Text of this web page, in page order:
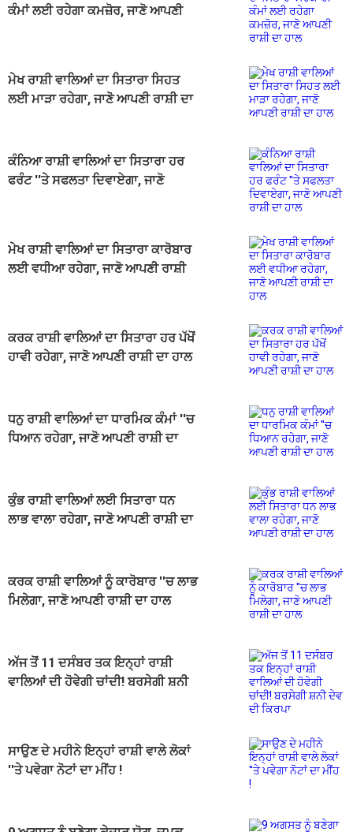
ਕੰਮਾਂ ਲਈ ਰਹੇਗਾ ਕਮਜ਼ੋਰ, ਜਾਣੋ ਆਪਣੀ
ਮੇਖ ਰਾਸ਼ੀ ਵਾਲਿਆਂ ਦਾ ਸਿਤਾਰਾ ਸਿਹਤ
ਲਈ ਮਾੜਾ ਰਹੇਗਾ, ਜਾਣੋ ਆਪਣੀ ਰਾਸ਼ੀ ਦਾ
ਕੰਨਿਆ ਰਾਸ਼ੀ ਵਾਲਿਆਂ ਦਾ ਸਿਤਾਰਾ ਹਰ
ਫਰੰਟ ''ਤੇ ਸਫਲਤਾ ਦਿਵਾਏਗਾ, ਜਾਣੋ
ਮੇਖ ਰਾਸ਼ੀ ਵਾਲਿਆਂ ਦਾ ਸਿਤਾਰਾ ਕਾਰੋਬਾਰ
ਲਈ ਵਧੀਆ ਰਹੇਗਾ, ਜਾਣੋ ਆਪਣੀ ਰਾਸ਼ੀ
ਕਰਕ ਰਾਸ਼ੀ ਵਾਲਿਆਂ ਦਾ ਸਿਤਾਰਾ ਹਰ ਪੱਖੋਂ
ਹਾਵੀ ਰਹੇਗਾ, ਜਾਣੋ ਆਪਣੀ ਰਾਸ਼ੀ ਦਾ ਹਾਲ
ਧਨੁ ਰਾਸ਼ੀ ਵਾਲਿਆਂ ਦਾ ਧਾਰਮਿਕ ਕੰਮਾਂ ''ਚ
ਧਿਆਨ ਰਹੇਗਾ, ਜਾਣੋ ਆਪਣੀ ਰਾਸ਼ੀ ਦਾ
ਕੁੰਭ ਰਾਸ਼ੀ ਵਾਲਿਆਂ ਲਈ ਸਿਤਾਰਾ ਧਨ
ਲਾਭ ਵਾਲਾ ਰਹੇਗਾ, ਜਾਣੋ ਆਪਣੀ ਰਾਸ਼ੀ ਦਾ
ਕਰਕ ਰਾਸ਼ੀ ਵਾਲਿਆਂ ਨੂੰ ਕਾਰੋਬਾਰ ''ਚ ਲਾਭ
ਮਿਲੇਗਾ, ਜਾਣੋ ਆਪਣੀ ਰਾਸ਼ੀ ਦਾ ਹਾਲ
ਅੱਜ ਤੋਂ 11 ਦਸੰਬਰ ਤਕ ਇਨ੍ਹਾਂ ਰਾਸ਼ੀ
ਵਾਲਿਆਂ ਦੀ ਹੋਵੇਗੀ ਚਾਂਦੀ! ਬਰਸੇਗੀ ਸ਼ਨੀ
ਸਾਉਣ ਦੇ ਮਹੀਨੇ ਇਨ੍ਹਾਂ ਰਾਸ਼ੀ ਵਾਲੇ ਲੋਕਾਂ
''ਤੇ ਪਵੇਗਾ ਨੋਟਾਂ ਦਾ ਮੀਂਹ !